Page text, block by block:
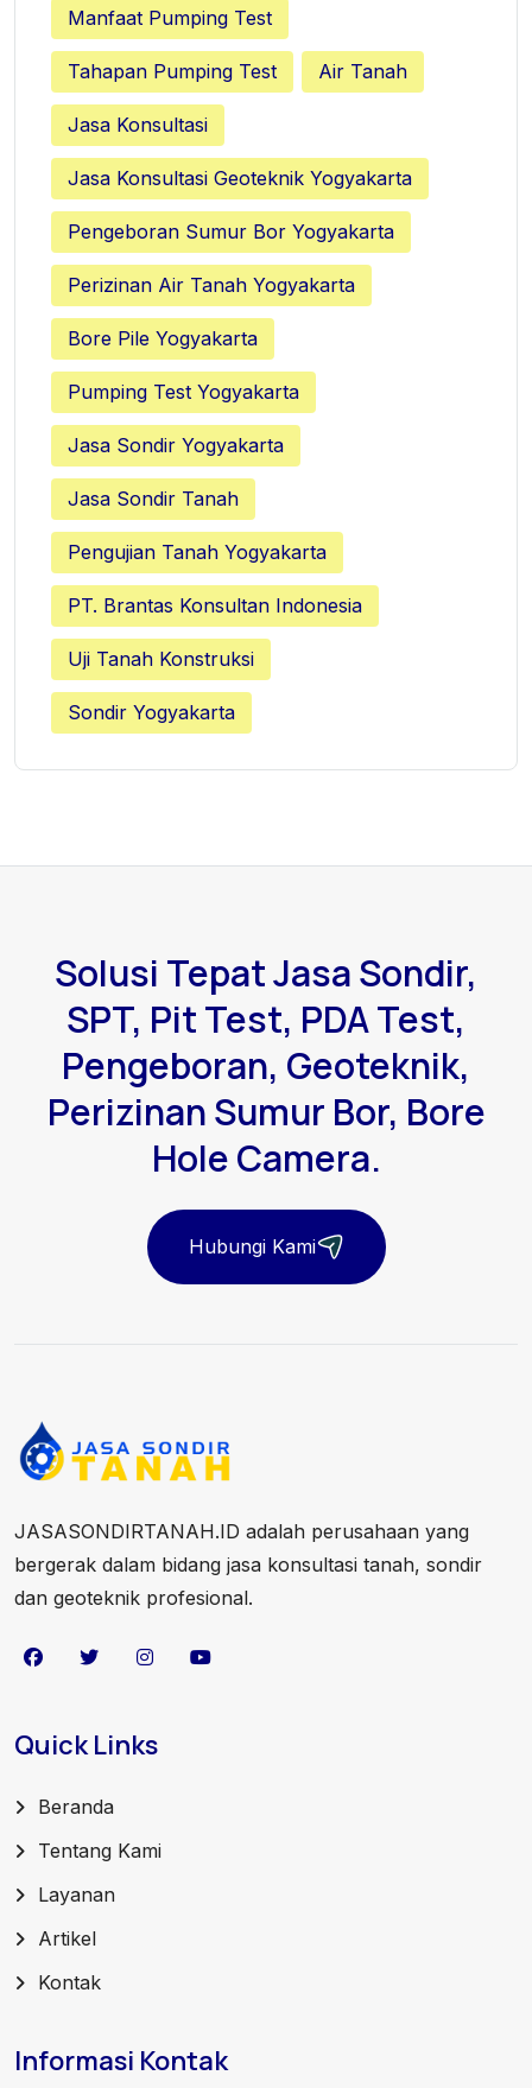
Manfaat Pumping Test
Tahapan Pumping Test Air Tanah
Jasa Konsultasi
Jasa Konsultasi Geoteknik Yogyakarta
Pengeboran Sumur Bor Yogyakarta
Perizinan Air Tanah Yogyakarta
Bore Pile Yogyakarta
Pumping Test Yogyakarta
Jasa Sondir Yogyakarta
Jasa Sondir Tanah
Pengujian Tanah Yogyakarta
PT. Brantas Konsultan Indonesia
Uji Tanah Konstruksi
Sondir Yogyakarta
Solusi Tepat Jasa Sondir,
SPT, Pit Test, PDA Test,
Pengeboran, Geoteknik,
Perizinan Sumur Bor, Bore
Hole Camera.
Hubungi Kami
JASASONDIRTANAH.ID adalah perusahaan yang
bergerak dalam bidang jasa konsultasi tanah, sondir
dan geoteknik profesional.
Quick Links
Beranda
Tentang Kami
Layanan
Artikel
Kontak
Informasi Kontak